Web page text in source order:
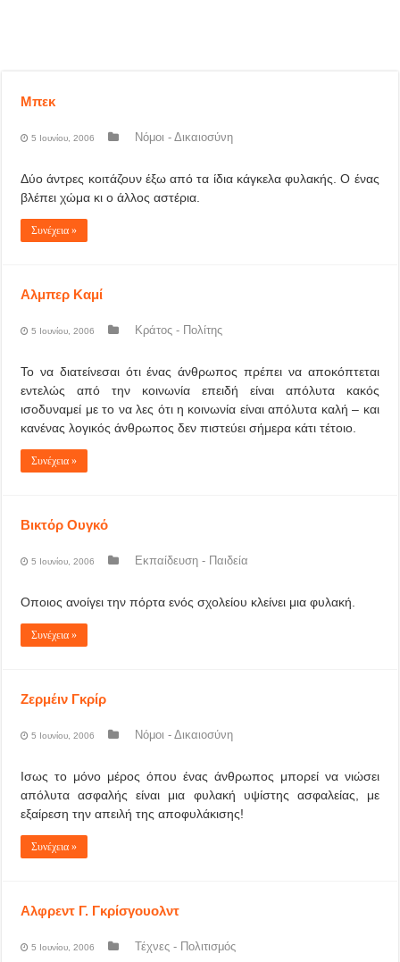
Μπεκ
5 Ιουνίου, 2006 Νόμοι - Δικαιοσύνη
Δύο άντρες κοιτάζουν έξω από τα ίδια κάγκελα φυλακής. Ο ένας
βλέπει χώμα κι ο άλλος αστέρια.
Συνέχεια »
Αλμπερ Καμί
5 Ιουνίου, 2006 Κράτος - Πολίτης
Το να διατείνεσαι ότι ένας άνθρωπος πρέπει να αποκόπτεται
εντελώς από την κοινωνία επειδή είναι απόλυτα κακός
ισοδυναμεί με το να λες ότι η κοινωνία είναι απόλυτα καλή – και
κανένας λογικός άνθρωπος δεν πιστεύει σήμερα κάτι τέτοιο.
Συνέχεια »
Βικτόρ Ουγκό
5 Ιουνίου, 2006 Εκπαίδευση - Παιδεία
Οποιος ανοίγει την πόρτα ενός σχολείου κλείνει μια φυλακή.
Συνέχεια »
Ζερμέιν Γκρίρ
5 Ιουνίου, 2006 Νόμοι - Δικαιοσύνη
Ισως το μόνο μέρος όπου ένας άνθρωπος μπορεί να νιώσει
απόλυτα ασφαλής είναι μια φυλακή υψίστης ασφαλείας, με
εξαίρεση την απειλή της αποφυλάκισης!
Συνέχεια »
Αλφρεντ Γ. Γκρίσγουολντ
5 Ιουνίου, 2006 Τέχνες - Πολιτισμός